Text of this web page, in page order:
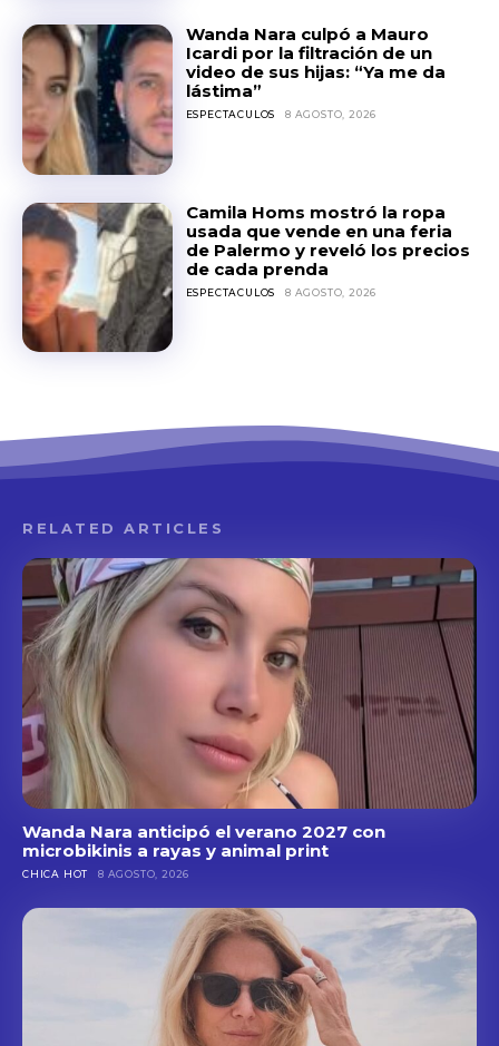
Wanda Nara culpó a Mauro
Icardi por la filtración de un
video de sus hijas: “Ya me da
lástima”
ESPECTACULOS 8 AGOSTO, 2026
Camila Homs mostró la ropa
usada que vende en una feria
de Palermo y reveló los precios
de cada prenda
ESPECTACULOS 8 AGOSTO, 2026
RELATED ARTICLES
Wanda Nara anticipó el verano 2027 con
microbikinis a rayas y animal print
CHICA HOT 8 AGOSTO, 2026